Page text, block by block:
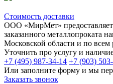
Стоимость доставки
ООО «МирМет» предоставляет
заказанного металлопроката
Московской области и по всем
Уточнить про услугу и
+7 (495) 987-34-14 +7 (903)
Или заполните форму и мы
Заказать звонок